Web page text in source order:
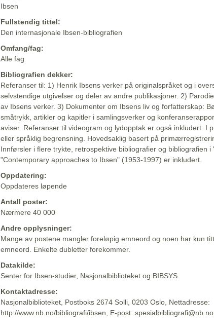
Ibsen
Fullstendig tittel:
Den internasjonale Ibsen-bibliografien
Omfang/fag:
Alle fag
Bibliografien dekker:
Referanser til: 1) Henrik Ibsens verker på originalspråket og i
selvstendige utgivelser og deler av andre publikasjoner. 2)
av Ibsens verker. 3) Dokumenter om Ibsens liv og forfatterskap:
småtrykk, artikler og kapitler i samlingsverker og
aviser. Referanser til videogram og lydopptak er også inkludert. I
eller språklig begrensning. Hovedsaklig basert på
Innførsler i flere trykte, retrospektive bibliografier og bibliografien i
"Contemporary approaches to Ibsen" (1953-1997) er inkludert.
Oppdatering:
Oppdateres løpende
Antall poster:
Nærmere 40 000
Andre opplysninger:
Mange av postene mangler foreløpig emneord og noen har kun
emneord. Enkelte dubletter forekommer.
Datakilde:
Senter for Ibsen-studier, Nasjonalbiblioteket og BIBSYS
Kontaktadresse:
Nasjonalbiblioteket, Postboks 2674 Solli, 0203 Oslo, Nettadresse:
http://www.nb.no/bibliografi/ibsen, E-post: